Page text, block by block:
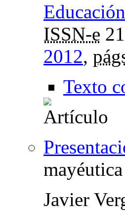
ISSN-e
2012,
Texto
Javier